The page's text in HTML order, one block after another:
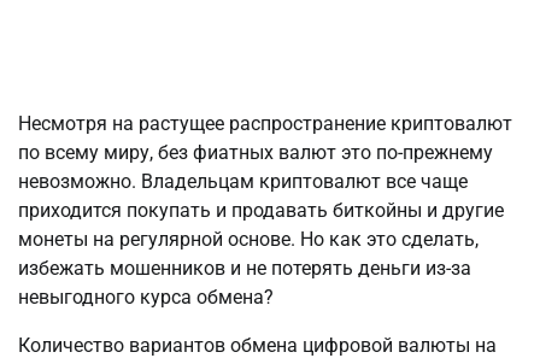
Несмотря на растущее распространение криптовалют
по всему миру, без фиатных валют это по-прежнему
невозможно. Владельцам криптовалют все чаще
приходится покупать и продавать биткойны и другие
монеты на регулярной основе. Но как это сделать,
избежать мошенников и не потерять деньги из-за
невыгодного курса обмена?
Количество вариантов обмена цифровой валюты на